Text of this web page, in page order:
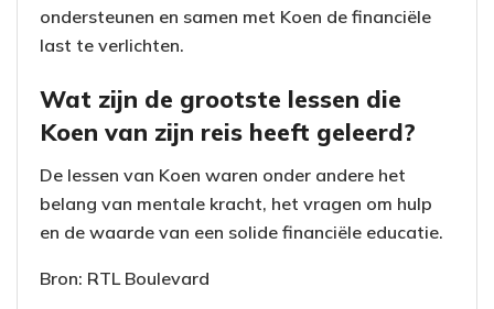
ondersteunen en samen met Koen de financiële
last te verlichten.
Wat zijn de grootste lessen die
Koen van zijn reis heeft geleerd?
De lessen van Koen waren onder andere het
belang van mentale kracht, het vragen om hulp
en de waarde van een solide financiële educatie.
Bron: RTL Boulevard